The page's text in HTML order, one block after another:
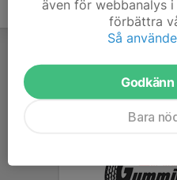
även för webbanalys
förbättra
Så
Bara